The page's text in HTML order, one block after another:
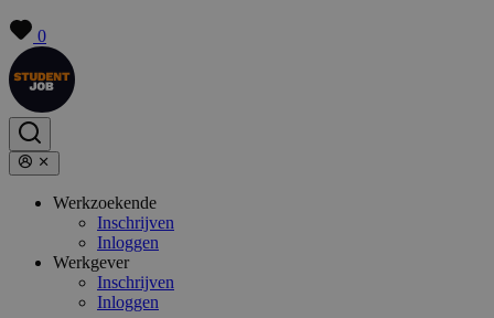
0
Werkzoekende
Inschrijven
Inloggen
Werkgever
Inschrijven
Inloggen